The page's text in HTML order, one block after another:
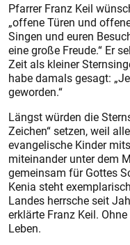
Pfarrer Franz Keil
„offene Türen und
Singen und euren
eine große Freude.“ Er
Zeit als kleiner
habe damals gesagt:
geworden.“
Längst würden die
Zeichen“ setzen, weil
evangelische Kinder
miteinander unter dem
gemeinsam für Gottes
Kenia steht
Landes herrsche seit
erklärte Franz Keil.
Leben.